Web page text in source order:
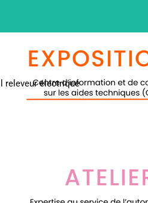
releveur électrique